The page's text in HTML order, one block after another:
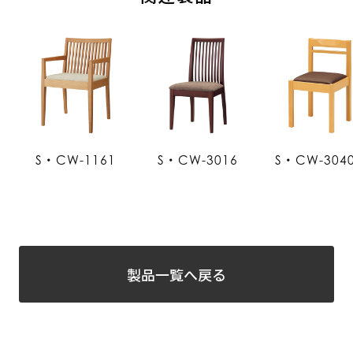
S・CW-1161 S・CW-3016 S・CW-
製品一覧へ戻る